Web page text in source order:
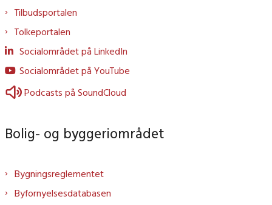
Tilbudsportalen
Tolkeportalen
Socialområdet på LinkedIn
Socialområdet på YouTube
Podcasts på SoundCloud
Bolig- og byggeriområdet
Bygningsreglementet
Byfornyelsesdatabasen